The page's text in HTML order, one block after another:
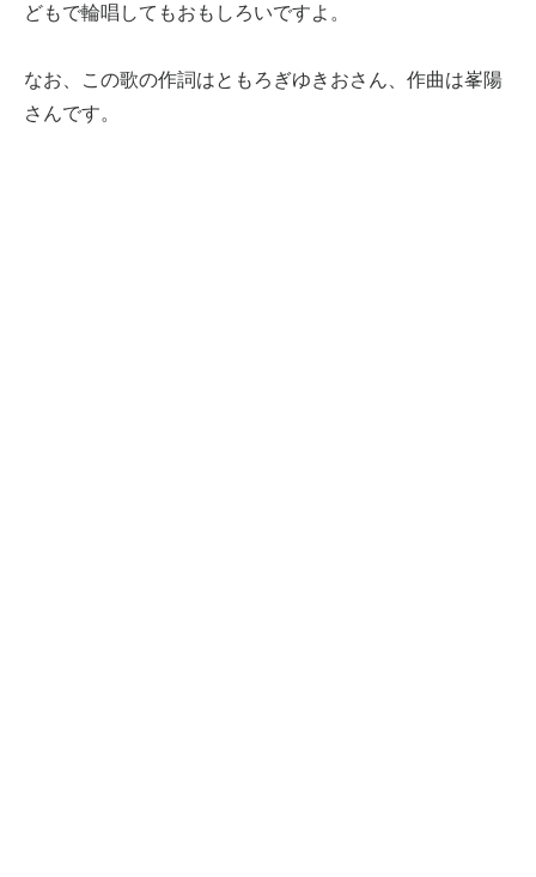
どもで輪唱してもおもしろいですよ。
なお、この歌の作詞はともろぎゆきおさん、作曲は峯陽
さんです。